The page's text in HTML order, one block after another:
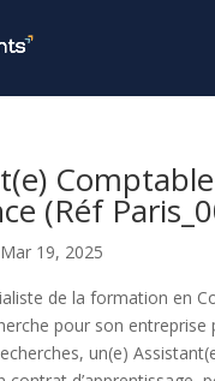
(Réf
Mar 19, 2025
de la formation en
pour son entreprise
un(e)